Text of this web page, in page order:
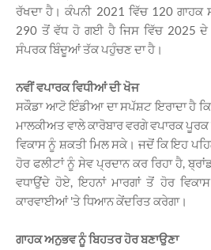
ਰੱਖਦਾ ਹੈ। ਕੰਪਨੀ 2021 ਵਿੱਚ 120
290 ਤੋਂ ਵੱਧ ਹੋ ਗਈ ਹੈ ਜਿਸ ਵਿੱਚ 2025
ਸੰਪਰਕ ਬਿੰਦੂਆਂ ਤੱਕ ਪਹੁੰਚਣ ਦਾ ਹੈ।
ਨਵੀਂ ਵਪਾਰਕ ਵਿਧੀਆਂ ਦੀ ਖੋਜ
ਸਕੌਡਾ ਆਟੋ ਇੰਡੀਆ ਦਾ ਸਪੱਸ਼ਟ ਇਰਾਦਾ ਹੈ
ਮਾਲਕੀਅਤ ਵਾਲੇ ਕਾਰੋਬਾਰ ਵਰਗੇ ਵਪਾਰਕ
ਵਿਕਾਸ ਨੂੰ ਸ਼ਕਤੀ ਮਿਲ ਸਕੇ। ਜਦੋਂ ਕਿ ਇਹ
ਹੋਰ ਫਲੀਟਾਂ ਨੂੰ ਸੇਵ ਪ੍ਰਦਾਨ ਕਰ ਰਿਹਾ ਹੈ,
ਵਧਾਉਂਦੇ ਹੋਏ, ਇਹਨਾਂ ਮਾਰਗਾਂ ਤੋਂ ਹੋਰ
ਕਾਰਵਾਈਆਂ 'ਤੇ ਧਿਆਨ ਕੇਂਦਰਿਤ ਕਰੇਗਾ।
ਗਾਹਕ ਅਨੁਭਵ ਨੂੰ ਬਿਹਤਰ ਹੋਰ ਬਣਾਉਣਾ